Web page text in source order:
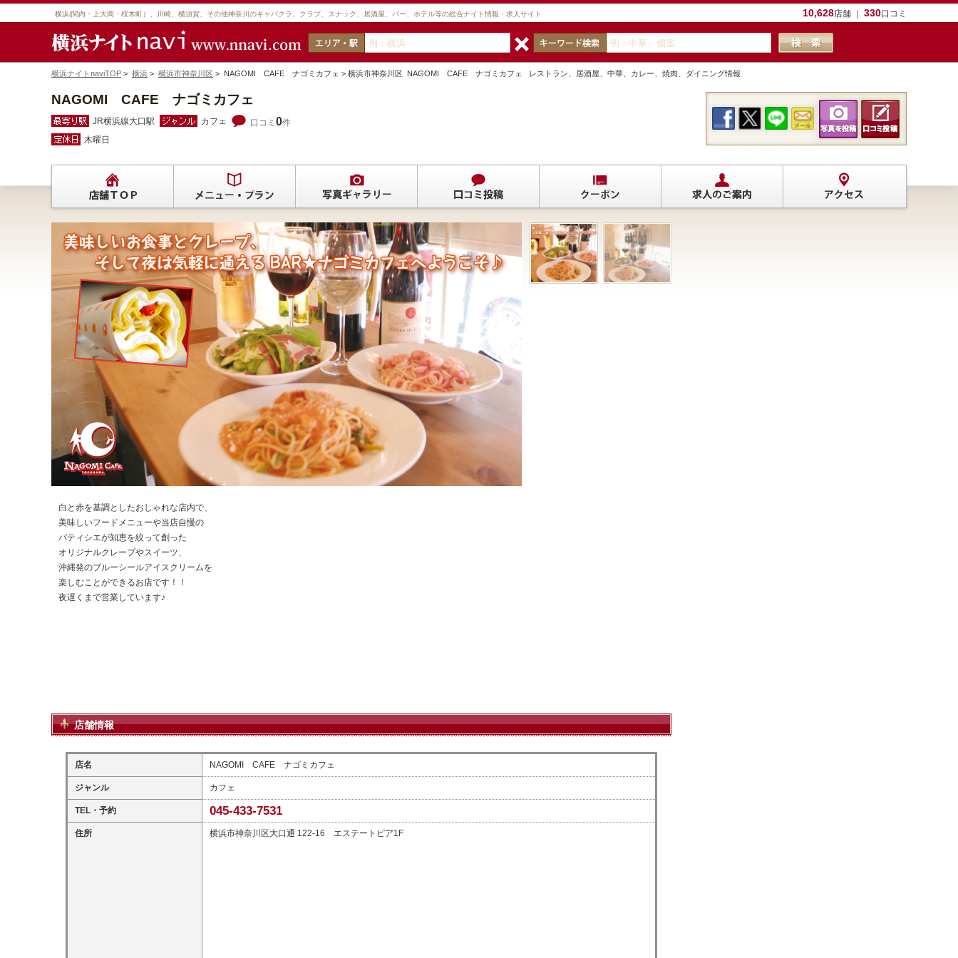
10,628店舗 ｜ 330口コミ
横浜(関内・上大岡・桜木町）、川崎、横須賀、その他神奈川のキャバクラ、クラブ、スナック、居酒屋、バー、ホテル等の総合ナイト情報・求人サイト
横浜ナイトnaviTOP > 横浜 > 横浜市神奈川区 > NAGOMI CAFE ナゴミカフェ > 横浜市神奈川区 NAGOMI CAFE ナゴミカフェ レストラン、居酒屋、中華、カレー、焼肉、ダイニング情報
NAGOMI CAFE ナゴミカフェ
JR横浜線大口駅 カフェ 口コミ 0件
木曜日
白と赤を基調としたおしゃれな店内で、
美味しいフードメニューや当店自慢の
パティシエが知恵を絞って創った
オリジナルクレープやスイーツ、
沖縄発のブルーシールアイスクリームを
楽しむことができるお店です！！
夜遅くまで営業しています♪
店舗情報
店名 NAGOMI CAFE ナゴミカフェ
ジャンル カフェ
TEL・予約 045-433-7531
住所 横浜市神奈川区大口通 122-16 エステートピア1F